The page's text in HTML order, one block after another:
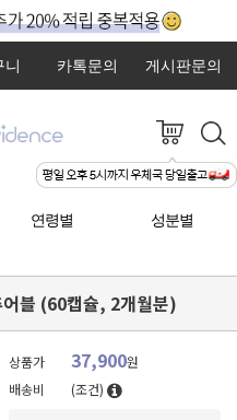
니 카톡문의 게시판문의
연령별 성분별
블 (60캡슐, 2개월분)
상품가 37,900원
배송비
(조건)